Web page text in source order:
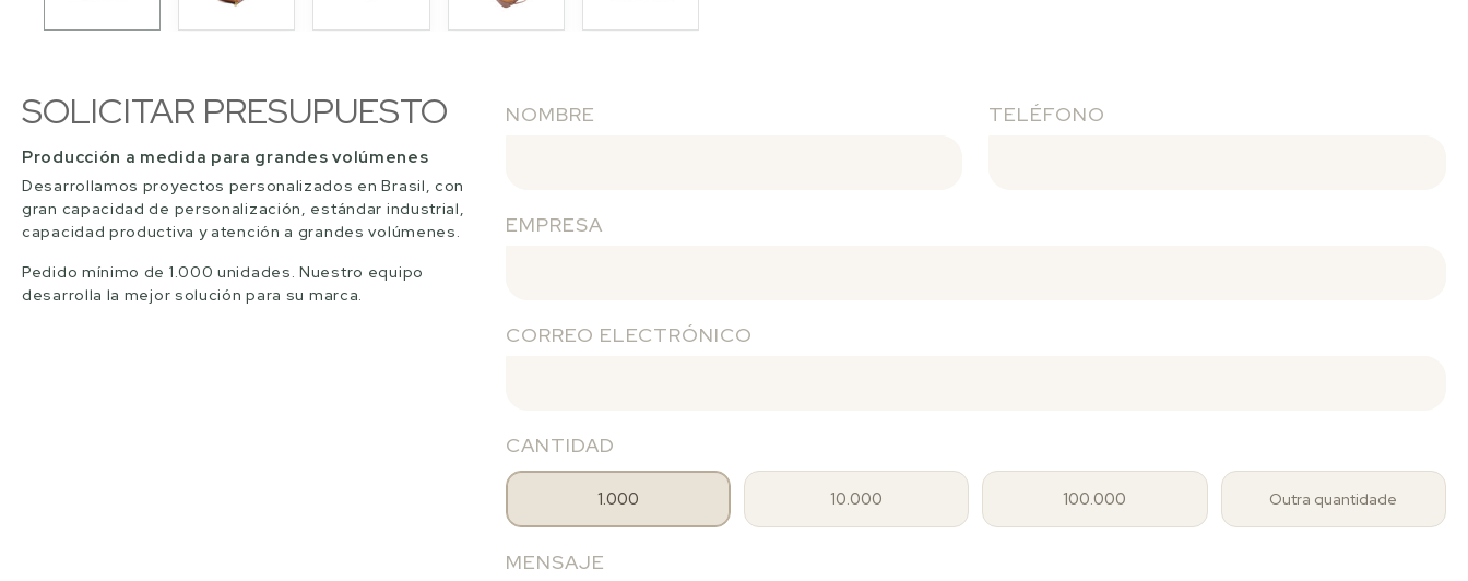
SOLICITAR PRESUPUESTO
Producción a medida para grandes volúmenes
Desarrollamos proyectos personalizados en Brasil, con
gran capacidad de personalización, estándar industrial,
capacidad productiva y atención a grandes volúmenes.
Pedido mínimo de 1.000 unidades. Nuestro equipo
desarrolla la mejor solución para su marca.
NOMBRE TELÉFONO
EMPRESA
CORREO ELECTRÓNICO
CANTIDAD
1.000 10.000 100.000 Outra quantidade
MENSAJE